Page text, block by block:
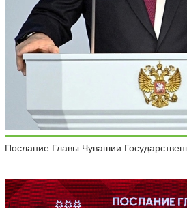
Послание Главы Чувашии